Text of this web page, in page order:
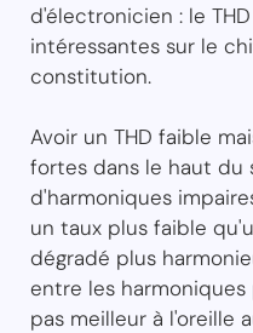
d'électronicien : le
intéressantes sur le
constitution.
Avoir un THD faible
fortes dans le haut du
d'harmoniques
un taux plus faible
dégradé plus
entre les
pas meilleur à l'oreille